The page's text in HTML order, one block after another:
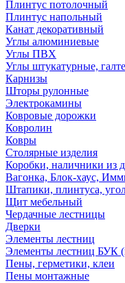
Плинтус потолочный
Плинтус напольный
Канат декоративный
Углы алюминиевые
Углы ПВХ
Углы штукатурные,
Карнизы
Шторы рулонные
Электрокамины
Ковровые дорожки
Ковролин
Ковры
Столярные изделия
Коробки, наличники из
Вагонка, Блок-хаус,
Штапики, плинтуса,
Щит мебельный
Чердачные лестницы
Дверки
Элементы лестниц
Элементы лестниц БУК
Пены, герметики, клеи
Пены монтажные